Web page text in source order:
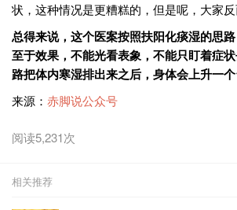
状，这种情况是更糟糕的，但是呢，大家反
总得来说，这个医案按照扶阳化痰湿的思
至于效果，不能光看表象，不能只盯着症
路把体内寒湿排出来之后，身体会上升一个
来源： 赤脚说公众号
阅读5,231次
相关推荐